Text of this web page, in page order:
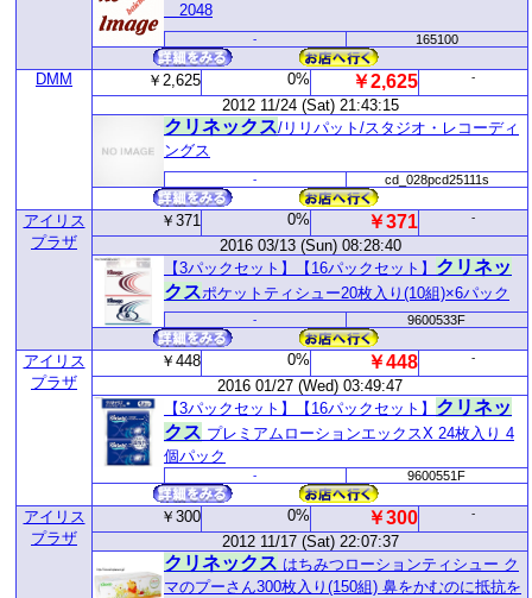
＿2048
- 165100
DMM ￥2,625 0% ￥2,625 -
2012 11/24 (Sat) 21:43:15
クリネックス/リリパット/スタジオ・レコーディ
ングス
- cd_028pcd25111s
アイリス
プラザ
￥371 0% ￥371 -
2016 03/13 (Sun) 08:28:40
【3パックセット】【16パックセット】 クリネッ
クスポケットティシュー20枚入り(10組)×6パック
- 9600533F
アイリス
プラザ
￥448 0% ￥448 -
2016 01/27 (Wed) 03:49:47
【3パックセット】【16パックセット】 クリネッ
クス プレミアムローションエックスX 24枚入り 4
個パック
- 9600551F
アイリス
プラザ
￥300 0% ￥300 -
2012 11/17 (Sat) 22:07:37
クリネックス はちみつローションティシュー ク
マのプーさん300枚入り(150組) 鼻をかむのに抵抗を